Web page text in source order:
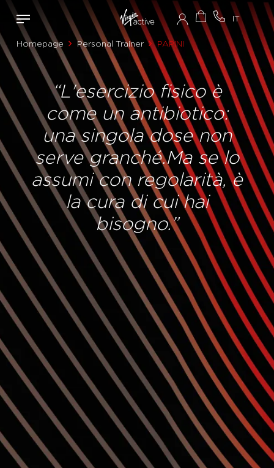
Homepage Personal Trainer PAPINI
“L'esercizio fisico è
come un antibiotico:
una singola dose non
serve granché.Ma se lo
assumi con regolarità, è
la cura di cui hai
bisogno.”